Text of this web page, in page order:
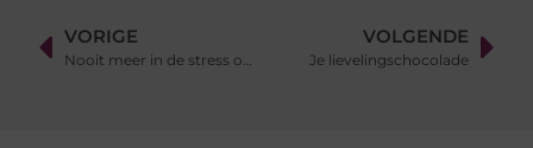
VORIGE
Nooit meer in de stress om administratie!
VOLGENDE
Je lievelingschocolade